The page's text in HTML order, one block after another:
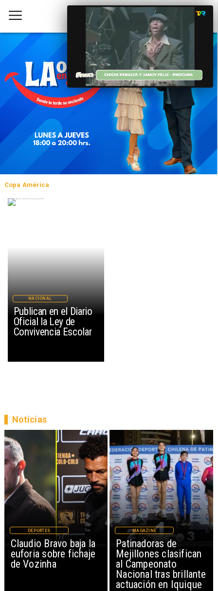
Copa América
Publican en el Diario
Oficial la Ley de
Convivencia Escolar
NACIONAL
Claudio Bravo baja la
euforia sobre fichaje
de Vozinha
DEPORTES
Patinadoras de
Mejillones clasifican
al Campeonato
Nacional tras brillante
actuación en Iquique
MAGAZINE
Noticias